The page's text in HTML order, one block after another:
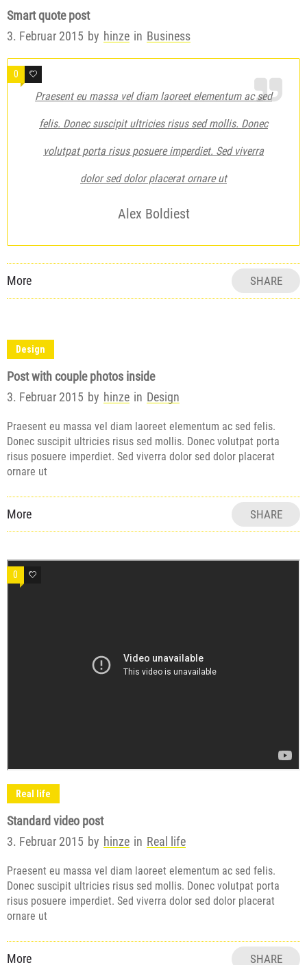
Smart quote post
3. Februar 2015 by hinze in Business
Praesent eu massa vel diam laoreet elementum ac sed
felis. Donec suscipit ultricies risus sed mollis. Donec
volutpat porta risus posuere imperdiet. Sed viverra
dolor sed dolor placerat ornare ut
Alex Boldiest
0 2
More SHARE
Design
Post with couple photos inside
3. Februar 2015 by hinze in Design
Praesent eu massa vel diam laoreet elementum ac sed felis.
Donec suscipit ultricies risus sed mollis. Donec volutpat porta
risus posuere imperdiet. Sed viverra dolor sed dolor placerat
ornare ut
More SHARE
0 0
Real life
Standard video post
3. Februar 2015 by hinze in Real life
Praesent eu massa vel diam laoreet elementum ac sed felis.
Donec suscipit ultricies risus sed mollis. Donec volutpat porta
risus posuere imperdiet. Sed viverra dolor sed dolor placerat
ornare ut
More SHARE